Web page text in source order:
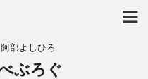
部よしひろ
ぶろぐ